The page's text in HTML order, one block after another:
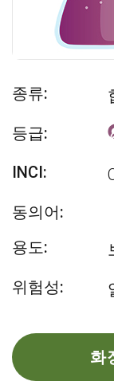
종류:
등급:
INCI:
동의어:
용도:
위험성:
화